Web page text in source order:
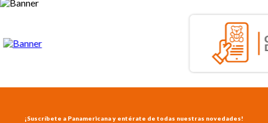
¡Suscríbete a Panamericana y entérate de todas nuestras novedades!